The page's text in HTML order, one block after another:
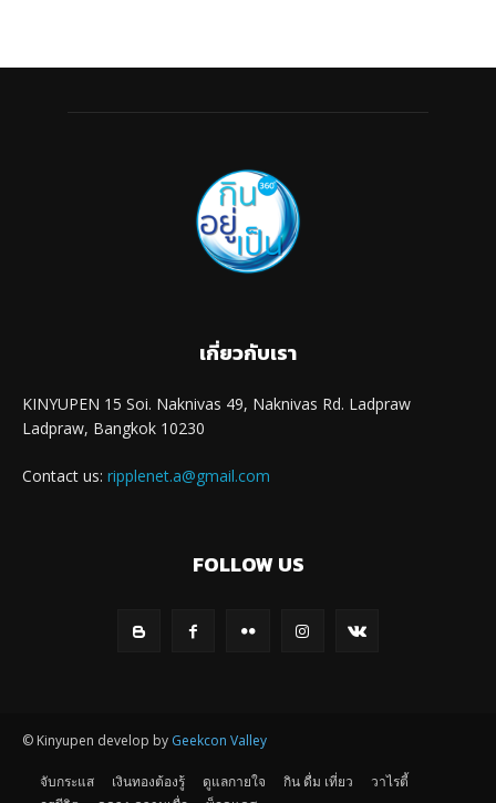
เกี่ยวกับเรา
KINYUPEN 15 Soi. Naknivas 49, Naknivas Rd. Ladpraw
Ladpraw, Bangkok 10230
Contact us: ripplenet.a@gmail.com
FOLLOW US
© Kinyupen develop by Geekcon Valley
จับกระแส เงินทองต้องรู้ ดูแลกายใจ กิน ดื่ม เที่ยว
วาไรตี้